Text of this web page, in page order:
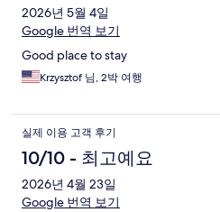
2026년 5월 4일
Google 번역 보기
Good place to stay
Krzysztof 님, 2박 여행
실제 이용 고객 후기
10/10 - 최고예요
2026년 4월 23일
Google 번역 보기